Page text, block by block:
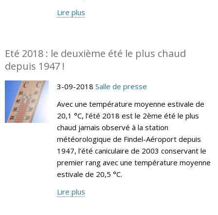
Lire plus
Eté 2018 : le deuxième été le plus chaud
depuis 1947 !
3-09-2018 Salle de presse
Avec une température moyenne estivale de
20,1 °C, l’été 2018 est le 2ème été le plus
chaud jamais observé à la station
météorologique de Findel-Aéroport depuis
1947, l’été caniculaire de 2003 conservant le
premier rang avec une température moyenne
estivale de 20,5 °C.
Lire plus